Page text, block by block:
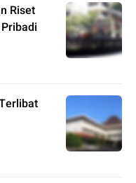
Riset